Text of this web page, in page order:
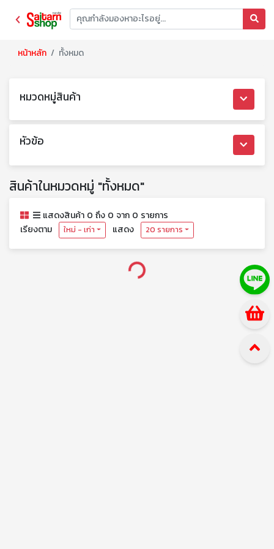
หน้าหลัก ทั้งหมด
หมวดหมู่สินค้า
หัวข้อ
สินค้าในหมวดหมู่ "ทั้งหมด"
แสดงสินค้า 0 ถึง 0 จาก 0 รายการ
เรียงตาม
ใหม่ - เก่า แสดง 20 รายการ